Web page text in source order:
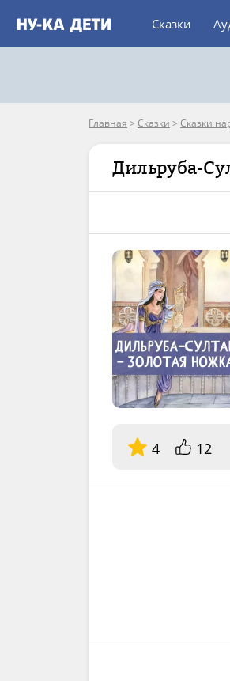
Сказки
Главная > Сказки > Сказки
Дильруба-
4 12